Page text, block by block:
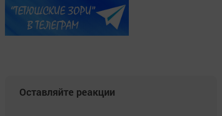
Оставляйте реакции